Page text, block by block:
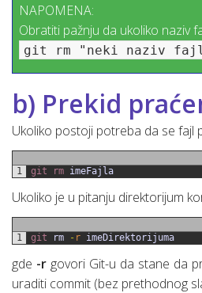
NAPOMENA:
Obratiti pažnju da ukoliko naziv
git rm "neki naziv
b) Prekid
Ukoliko postoji potreba da se fajl
1 git rm imeFajla
Ukoliko je u pitanju direktorijum
1 git rm - r imeDirektorijuma
gde -r govori Git-u da stane da
uraditi commit (bez prethodnog